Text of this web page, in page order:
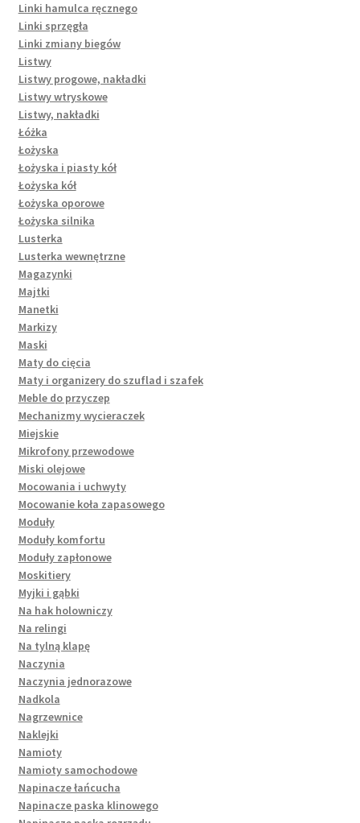
Linki hamulca ręcznego
Linki sprzęgła
Linki zmiany biegów
Listwy
Listwy progowe, nakładki
Listwy wtryskowe
Listwy, nakładki
Łóżka
Łożyska
Łożyska i piasty kół
Łożyska kół
Łożyska oporowe
Łożyska silnika
Lusterka
Lusterka wewnętrzne
Magazynki
Majtki
Manetki
Markizy
Maski
Maty do cięcia
Maty i organizery do szuflad i szafek
Meble do przyczep
Mechanizmy wycieraczek
Miejskie
Mikrofony przewodowe
Miski olejowe
Mocowania i uchwyty
Mocowanie koła zapasowego
Moduły
Moduły komfortu
Moduły zapłonowe
Moskitiery
Myjki i gąbki
Na hak holowniczy
Na relingi
Na tylną klapę
Naczynia
Naczynia jednorazowe
Nadkola
Nagrzewnice
Naklejki
Namioty
Namioty samochodowe
Napinacze łańcucha
Napinacze paska klinowego